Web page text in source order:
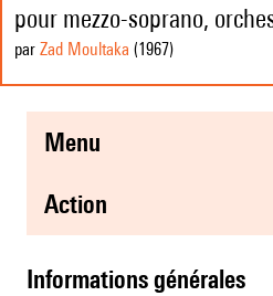
pour mezzo-soprano,
par Zad Moultaka (1967)
menu
action
informations générales